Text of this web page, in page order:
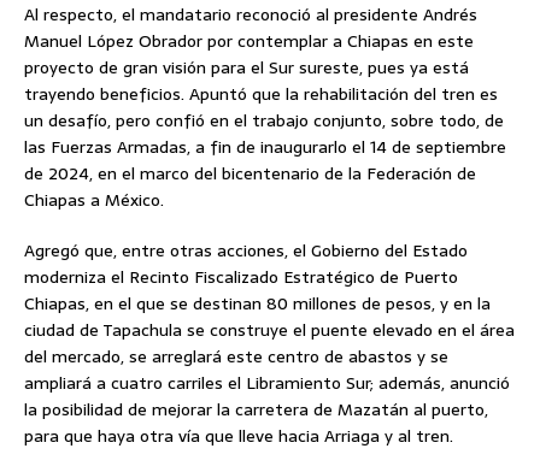
Al respecto, el mandatario reconoció al presidente Andrés
Manuel López Obrador por contemplar a Chiapas en este
proyecto de gran visión para el Sur sureste, pues ya está
trayendo beneficios. Apuntó que la rehabilitación del tren es
un desafío, pero confió en el trabajo conjunto, sobre todo, de
las Fuerzas Armadas, a fin de inaugurarlo el 14 de septiembre
de 2024, en el marco del bicentenario de la Federación de
Chiapas a México.
Agregó que, entre otras acciones, el Gobierno del Estado
moderniza el Recinto Fiscalizado Estratégico de Puerto
Chiapas, en el que se destinan 80 millones de pesos, y en la
ciudad de Tapachula se construye el puente elevado en el área
del mercado, se arreglará este centro de abastos y se
ampliará a cuatro carriles el Libramiento Sur; además, anunció
la posibilidad de mejorar la carretera de Mazatán al puerto,
para que haya otra vía que lleve hacia Arriaga y al tren.